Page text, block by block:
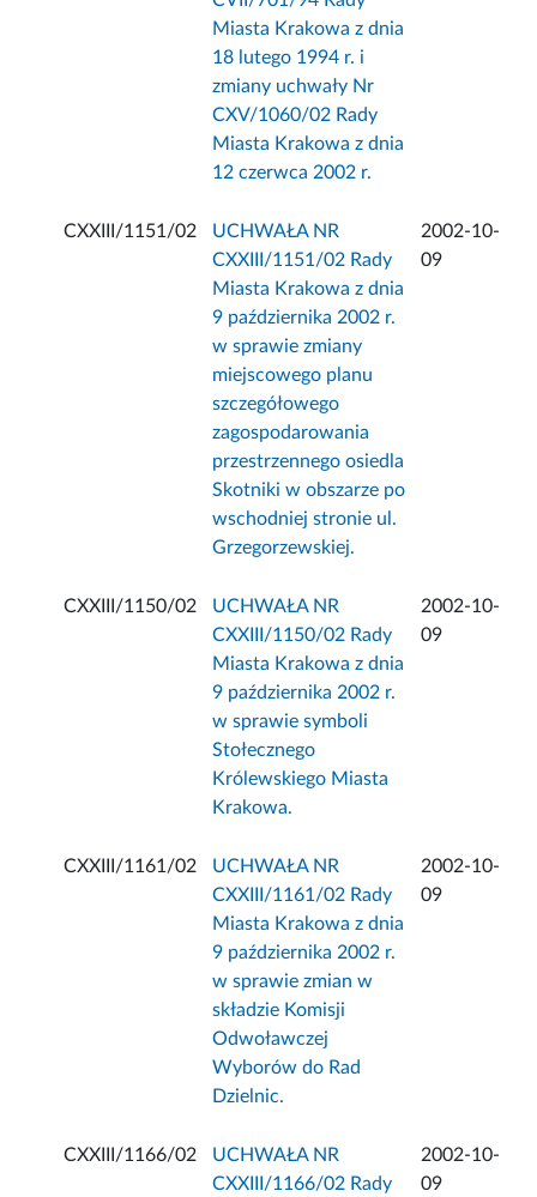
Miasta Krakowa z dnia
18 lutego 1994 r. i
zmiany uchwały Nr
CXV/1060/02 Rady
Miasta Krakowa z dnia
12 czerwca 2002 r.
CXXIII/1151/02
UCHWAŁA NR
CXXIII/1151/02 Rady
Miasta Krakowa z dnia
9 października 2002 r.
w sprawie zmiany
miejscowego planu
szczegółowego
zagospodarowania
przestrzennego osiedla
Skotniki w obszarze po
wschodniej stronie ul.
Grzegorzewskiej.
2002-10-
09
CXXIII/1150/02
UCHWAŁA NR
CXXIII/1150/02 Rady
Miasta Krakowa z dnia
9 października 2002 r.
w sprawie symboli
Stołecznego
Królewskiego Miasta
Krakowa.
2002-10-
09
CXXIII/1161/02
UCHWAŁA NR
CXXIII/1161/02 Rady
Miasta Krakowa z dnia
9 października 2002 r.
w sprawie zmian w
składzie Komisji
Odwoławczej
Wyborów do Rad
Dzielnic.
2002-10-
09
CXXIII/1166/02
UCHWAŁA NR
CXXIII/1166/02 Rady
2002-10-
09